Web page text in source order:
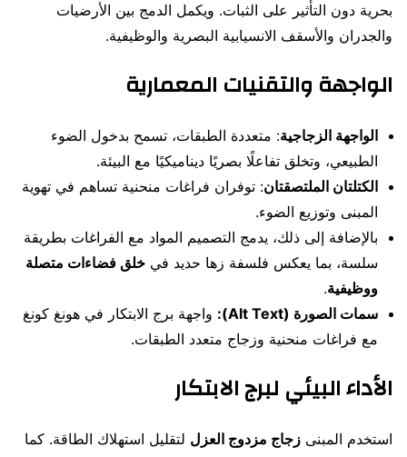
بحرية دون التأثير على الثبات. ويكمل الدمج بين الأرضيات
والجدران والأسقف الانسيابية البصرية والوظيفية.
الواجهة والتقنيات المعمارية
الواجهة الزجاجية: متعددة الطبقات، تسمح بدخول الضوء
الطبيعي، وتخلق تفاعلًا بصريًا ديناميكيًا مع البيئة.
الكتلتان الملتصقتان: توفران فراغات منحنية تساهم في تهوية
المبنى وتوزيع الضوء.
بالإضافة إلى ذلك، يدمج التصميم المواد مع الفراغات بطريقة
سلسة، بما يعكس فلسفة زها حديد في خلق فضاءات متصلة
ووظيفية.
سمات الصورة (Alt Text):
واجهة برج الابتكار في هونغ كونغ
مع فراغات منحنية وزجاج متعدد الطبقات.
الأداء البيئي لبرج الابتكار
استخدم المبنى زجاج مزدوج العزل لتقليل استهلاك الطاقة. كما